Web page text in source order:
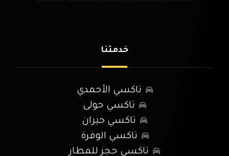
خدمتنا
تاكسي الأحمدي
تاكسي حولى
تاكسي خيران
تاكسي الوفرة
تاكسي حجز للمطار